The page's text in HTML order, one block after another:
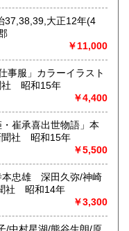
37,38,39,大正12年(4
￥11,000
事服」カラーイラスト
昭和15年
￥4,400
崔承喜出世物語」本
社 昭和15年
￥5,500
本忠雄 深田久弥/神崎
社 昭和14年
￥3,300